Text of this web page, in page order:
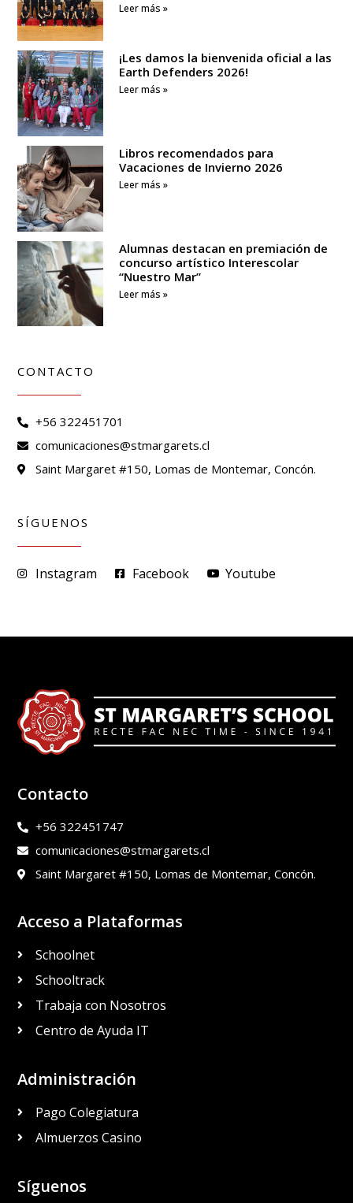
Leer más »
¡Les damos la bienvenida oficial a las
Earth Defenders 2026!
Leer más »
Libros recomendados para
Vacaciones de Invierno 2026
Leer más »
Alumnas destacan en premiación de
concurso artístico Interescolar
“Nuestro Mar”
Leer más »
CONTACTO
+56 322451701
comunicaciones@stmargarets.cl
Saint Margaret #150, Lomas de Montemar, Concón.
SÍGUENOS
Instagram Facebook Youtube
Contacto
+56 322451747
comunicaciones@stmargarets.cl
Saint Margaret #150, Lomas de Montemar, Concón.
Acceso a Plataformas
Schoolnet
Schooltrack
Trabaja con Nosotros
Centro de Ayuda IT
Administración
Pago Colegiatura
Almuerzos Casino
Síguenos